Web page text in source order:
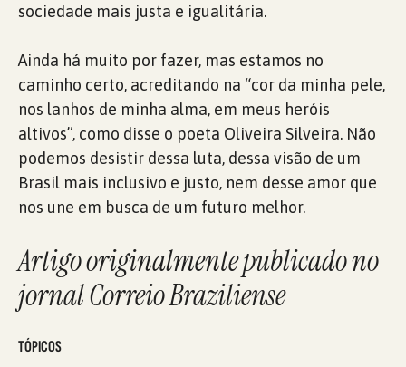
sociedade mais justa e igualitária.
Ainda há muito por fazer, mas estamos no
caminho certo, acreditando na “cor da minha pele,
nos lanhos de minha alma, em meus heróis
altivos”, como disse o poeta Oliveira Silveira. Não
podemos desistir dessa luta, dessa visão de um
Brasil mais inclusivo e justo, nem desse amor que
nos une em busca de um futuro melhor.
Artigo originalmente publicado no
jornal Correio Braziliense
TÓPICOS